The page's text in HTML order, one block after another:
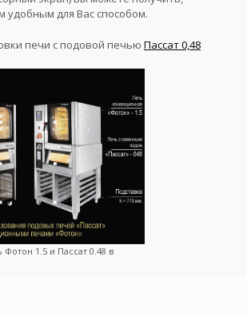
удобным для Вас способом.
печи с подовой печью Пассат 0,48
1.5 и Пассат 0.48 в